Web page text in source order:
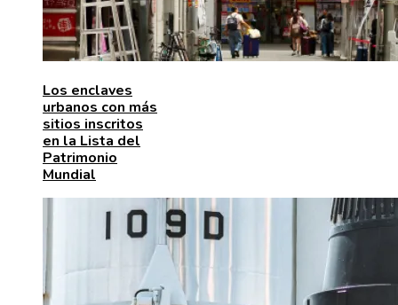
Los enclaves
urbanos con más
sitios inscritos
en la Lista del
Patrimonio
Mundial